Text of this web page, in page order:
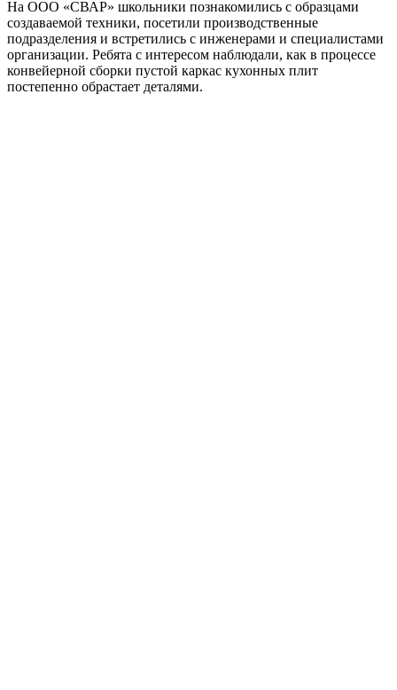
На ООО «СВАР» школьники познакомились с образцами
создаваемой техники, посетили производственные
подразделения и встретились с инженерами и специалистами
организации. Ребята с интересом наблюдали, как в процессе
конвейерной сборки пустой каркас кухонных плит
постепенно обрастает деталями.